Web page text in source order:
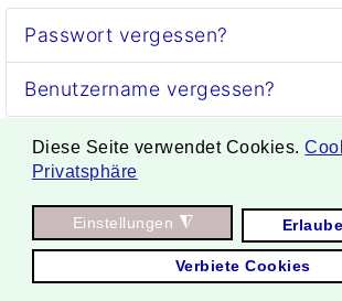
Diese Seite verwendet Cookies.
Privatsphäre
Einstellungen ◮
Verbiete Cookies
Passwort vergessen?
Benutzername vergessen?
.
2026 Borgmann Aquaponik &
All Rights Reserved.